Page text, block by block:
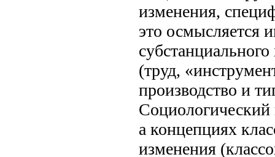
изменения,
это осмысляется
(труд,
производство и
Социологический
а концепциях
изменения